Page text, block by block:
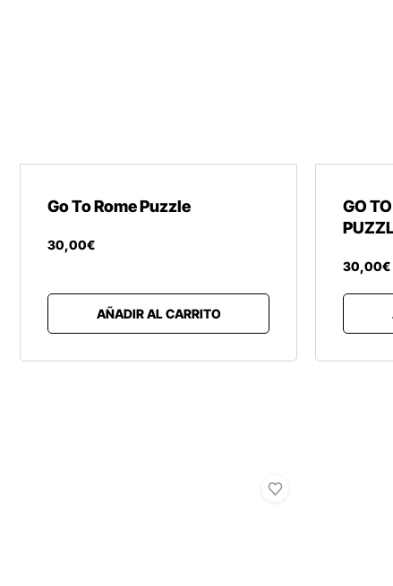
Go To Rome Puzzle
30,00€
AÑADIR AL CARRITO
GO
30,00€